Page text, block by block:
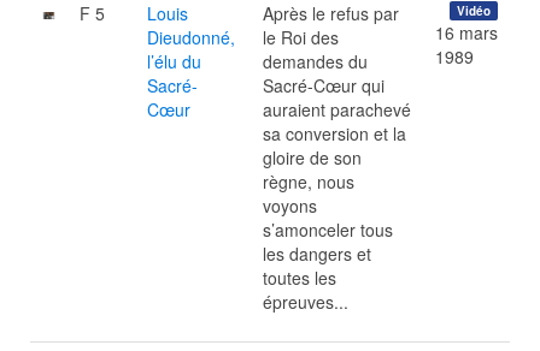
F 5
Louis
Dieudonné,
l’élu du
Sacré-
Cœur
Après le refus par
le Roi des
demandes du
Sacré-Cœur qui
auraient parachevé
sa conversion et la
gloire de son
règne, nous
voyons
s’amonceler tous
les dangers et
toutes les
épreuves...
Vidéo
16 mars
1989